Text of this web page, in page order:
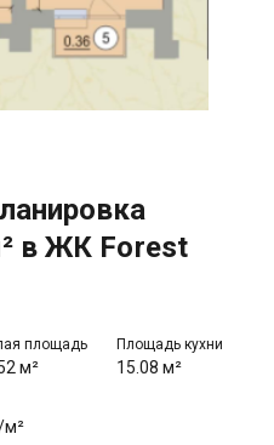
в ЖК Forest
площадь
м²
Площадь кухни
15.08 м²
м²